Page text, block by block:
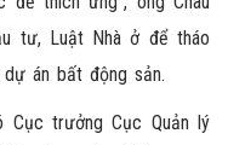
tư, Luật Nhà ở để tháo
án bất động sản.
Cục trưởng Cục Quản lý